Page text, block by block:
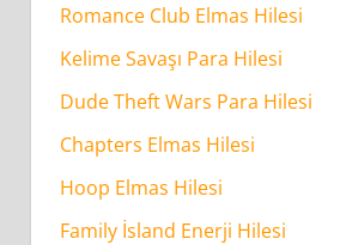
Romance Club Elmas Hilesi
Kelime Savaşı Para Hilesi
Dude Theft Wars Para Hilesi
Chapters Elmas Hilesi
Hoop Elmas Hilesi
Family İsland Enerji Hilesi